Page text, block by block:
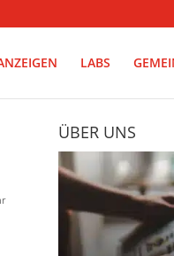
LABS
ÜBER UNS